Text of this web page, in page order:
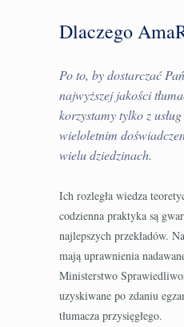
Dlaczego
Po to, by dostarczać
najwyższej jakości
korzystamy tylko z usług
wieloletnim
wielu dziedzinach.
Ich rozległa wiedza
codzienna praktyka są
najlepszych przekładów.
mają uprawnienia
Ministerstwo
uzyskiwane po zdaniu
tłumacza przysięgłego.